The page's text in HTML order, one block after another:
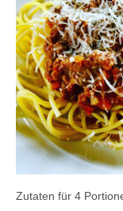
Mein Konto
Zutaten für 4